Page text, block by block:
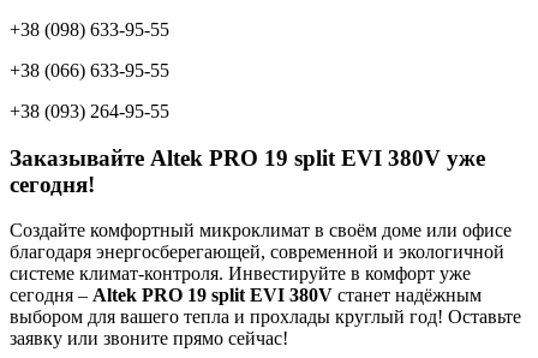
+38 (098) 633-95-55
+38 (066) 633-95-55
+38 (093) 264-95-55
Заказывайте Altek PRO 19 split EVI 380V уже
сегодня!
Создайте комфортный микроклимат в своём доме или офисе
благодаря энергосберегающей, современной и экологичной
системе климат-контроля. Инвестируйте в комфорт уже
сегодня – Altek PRO 19 split EVI 380V станет надёжным
выбором для вашего тепла и прохлады круглый год! Оставьте
заявку или звоните прямо сейчас!